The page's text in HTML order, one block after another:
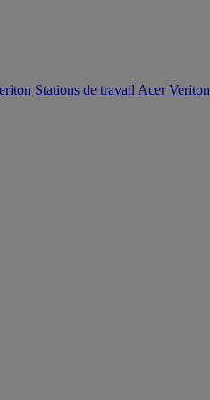
Stations de travail Acer Veriton